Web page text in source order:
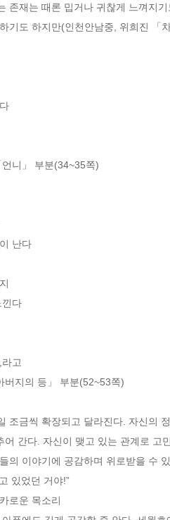
존재는 때론 밉거나 귀찮게 느껴지
기도 하지만(인천안남중, 위희진
니」 부분(34~35쪽)
난다
낀다
고
지의 등」 부분(52~53쪽)
조금씩 확장되고 달라진다. 자신의
어 간다. 자신이 맺고 있는 관계로
의 이야기에 공감하며 위로받을 수
있었던 거야!”
로운 목소리